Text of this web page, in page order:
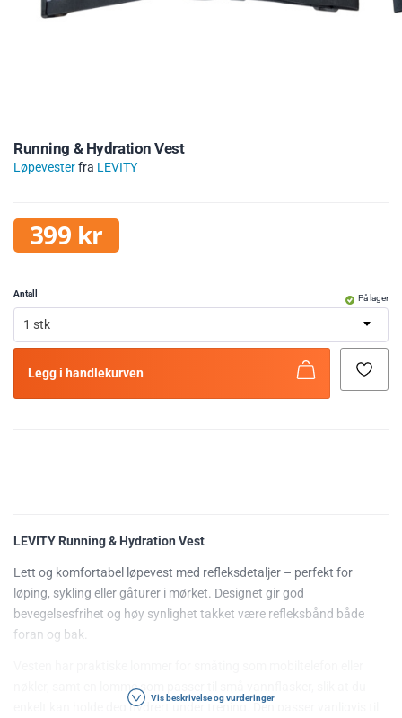
Running & Hydration Vest
Løpevesterfra LEVITY
399 kr
På lager
Antall
1 stk
Legg i handlekurven
LEVITY Running & Hydration Vest
Lett og komfortabel løpevest med refleksdetaljer – perfekt for
løping, sykling eller gåturer i mørket. Designet gir god
bevegelsesfrihet og høy synlighet takket være refleksbånd både
foran og bak.
nøkler, samt en lomme som passer til små vannflasker, slik at du
enkelt kan holde deg hydrert under trening. Den passer vanligvis til
Vis beskrivelse og vurderinger